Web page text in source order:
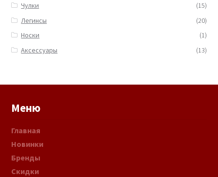
Чулки
(15)
Легинсы
(20)
Носки
(1)
Аксессуары
(13)
Меню
Главная
Новинки
Бренды
Скидки